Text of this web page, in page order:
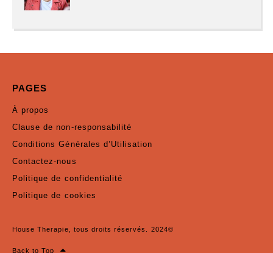
PAGES
À propos
Clause de non-responsabilité
Conditions Générales d’Utilisation
Contactez-nous
Politique de confidentialité
Politique de cookies
House Therapie, tous droits réservés. 2024©
Back to Top